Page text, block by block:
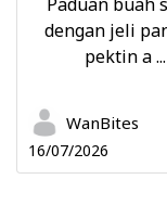
dengan jeli
pektin a ...
WanBites
16/07/2026